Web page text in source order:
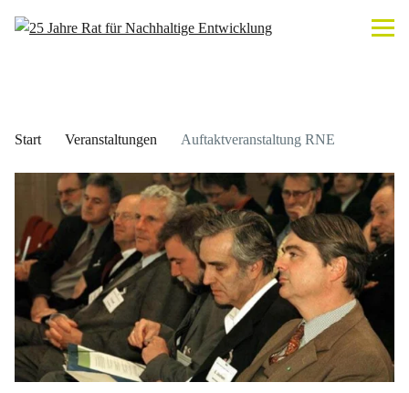
Start Veranstaltungen Auftaktveranstaltung RNE